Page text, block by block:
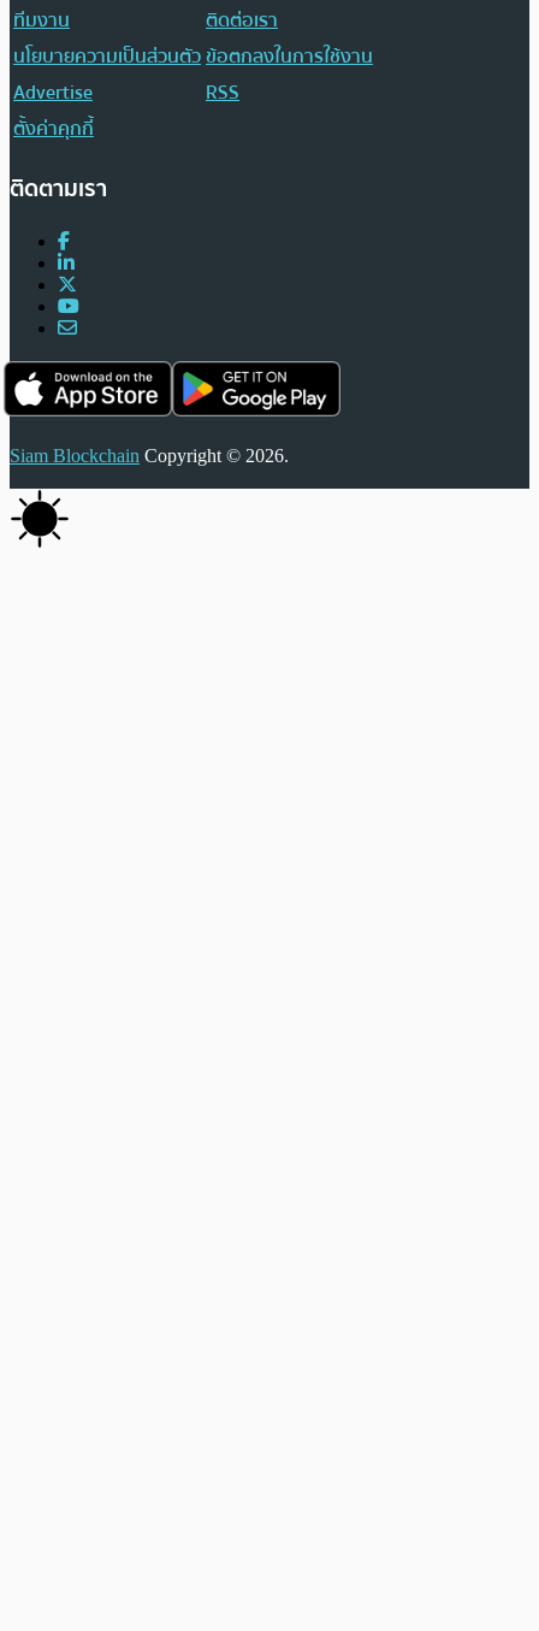
ทีมงาน
ติดต่อเรา
นโยบายความเป็นส่วนตัวข้อตกลงในการใช้งาน
Advertise
RSS
ตั้งค่าคุกกี้
ติดตามเรา
Siam Blockchain Copyright © 2026.